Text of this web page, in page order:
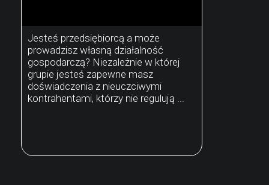
Jesteś przedsiębiorcą a może
prowadzisz własną działalność
gospodarczą? Niezależnie w której
grupie jesteś zapewne masz
doświadczenia z nieuczciwymi
kontrahentami, którzy nie regulują ...